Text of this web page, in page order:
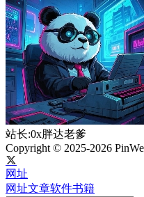
站长:0x胖达老爹
Copyright © 2025-2026
网址
网址文章软件书籍